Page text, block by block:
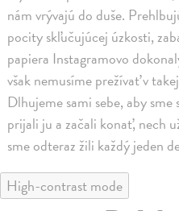
nám vrývajú do duše.
pocity skľučujúcej úzkosti,
papiera Instagramovo
však nemusíme prežívať v
Dlhujeme sami sebe, aby
prijali ju a začali konať, nech
sme odteraz žili každý jeden
High-contrast mode